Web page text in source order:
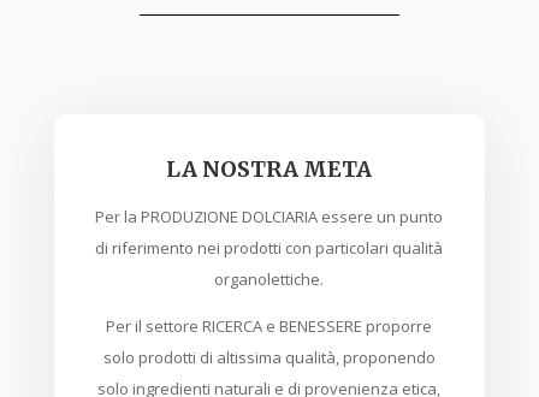
LA NOSTRA META
Per la PRODUZIONE DOLCIARIA essere un punto
di riferimento nei prodotti con particolari qualità
organolettiche.
Per il settore RICERCA e BENESSERE proporre
solo prodotti di altissima qualità, proponendo
solo ingredienti naturali e di provenienza etica,